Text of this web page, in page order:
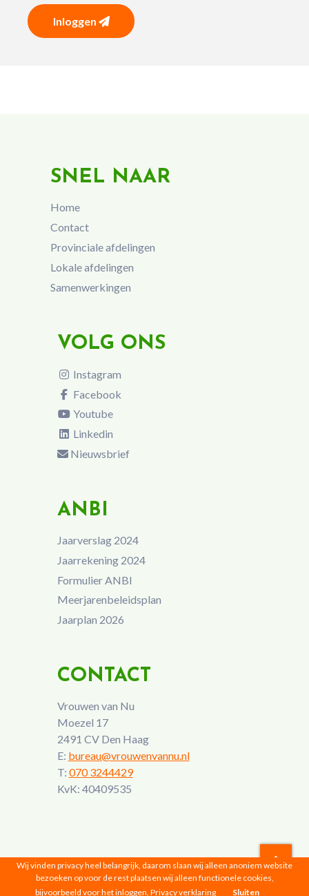
Inloggen
SNEL NAAR
Home
Contact
Provinciale afdelingen
Lokale afdelingen
Samenwerkingen
VOLG ONS
Instagram
Facebook
Youtube
Linkedin
Nieuwsbrief
ANBI
Jaarverslag 2024
Jaarrekening 2024
Formulier ANBI
Meerjarenbeleidsplan
Jaarplan 2026
CONTACT
Vrouwen van Nu
Moezel 17
2491 CV Den Haag
E: bureau@vrouwenvannu.nl
T: 070 3244429
KvK: 40409535
Vrouwen van Nu © 2026 |Privacyverklaring
Wij vinden privacy heel belangrijk, daarom slaan wij alleen anoniem website
bezoeken op voor de rest plaatsen wij alleen functionele cookies,
bijvoorbeeld voor het inloggen. Privacy verklaring Sluiten